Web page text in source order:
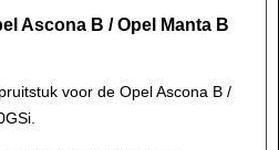
Ascona B / Opel Manta B
voor de Opel Ascona B /